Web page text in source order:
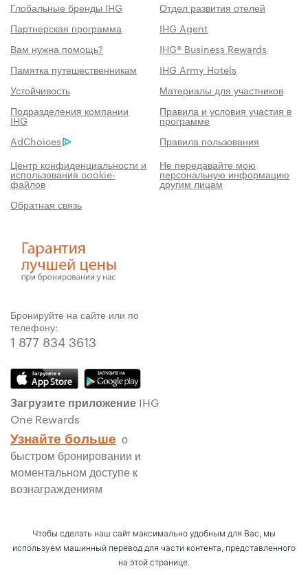
Глобальные бренды IHG
Отдел развития отелей
Партнерская программа
IHG Agent
Вам нужна помощь?
IHG® Business Rewards
Памятка путешественникам
IHG Army Hotels
Устойчивость
Материалы для участников
Подразделения компании
IHG
Правила и условия участия в
программе
AdChoices
Правила пользования
Центр конфиденциальности и
использования cookie-
файлов
Не передавайте мою
персональную информацию
другим лицам
Обратная связь
Бронируйте на сайте или по
телефону:
1 877 834 3613
Загрузите приложение IHG
One Rewards
Узнайте больше о
быстром бронировании и
моментальном доступе к
вознаграждениям
Чтобы сделать наш сайт максимально удобным для Вас, мы
используем машинный перевод для части контента, представленного
на этой странице.